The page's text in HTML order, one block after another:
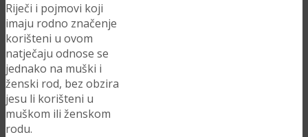
Riječi i pojmovi koji
imaju rodno značenje
korišteni u ovom
natječaju odnose se
jednako na muški i
ženski rod, bez obzira
jesu li korišteni u
muškom ili ženskom
rodu.